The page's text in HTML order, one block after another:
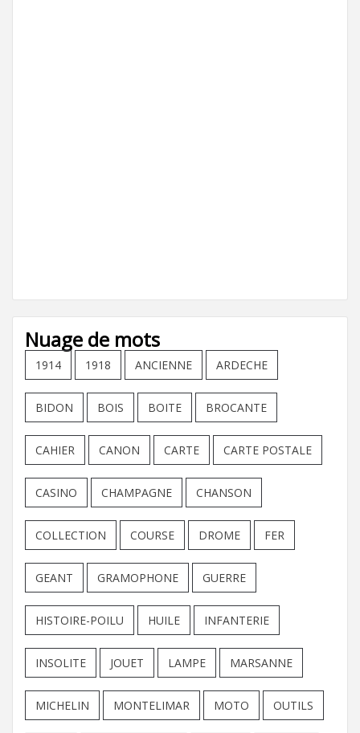
Nuage de mots
1914 1918 ANCIENNE ARDECHE
BIDON BOIS BOITE BROCANTE
CAHIER CANON CARTE CARTE POSTALE
CASINO CHAMPAGNE CHANSON
COLLECTION COURSE DROME FER
GEANT GRAMOPHONE GUERRE
HISTOIRE-POILU HUILE INFANTERIE
INSOLITE JOUET LAMPE MARSANNE
MICHELIN MONTELIMAR MOTO OUTILS